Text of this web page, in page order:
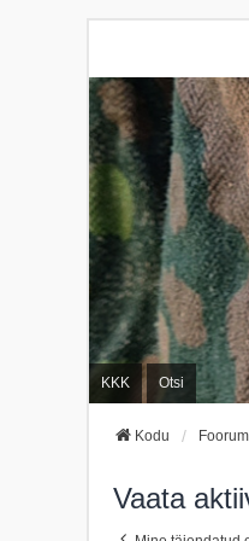
KKK Otsi
Kodu
Vaata